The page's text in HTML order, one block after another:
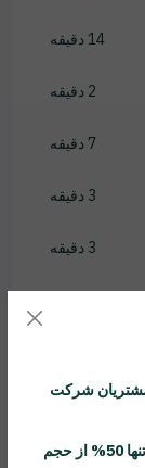
14 دقیقه
2 دقیقه
7 دقیقه
3 دقیقه
3 دقیقه
14 دقیقه
6 دقیقه
شرکت
تنها 50% از حجم